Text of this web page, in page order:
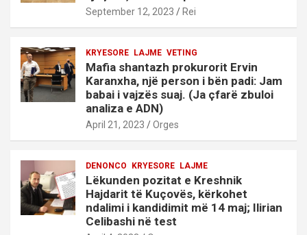
September 12, 2023 Rei
KRYESORE LAJME VETING
Mafia shantazh prokurorit Ervin
Karanxha, një person i bën padi: Jam
babai i vajzës suaj. (Ja çfarë zbuloi
analiza e ADN)
April 21, 2023 Orges
DENONCO KRYESORE LAJME
Lëkunden pozitat e Kreshnik
Hajdarit të Kuçovës, kërkohet
ndalimi i kandidimit më 14 maj; Ilirian
Celibashi në test